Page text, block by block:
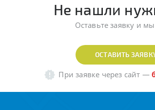
Не нашли
Оставьте заявку и
ОСТАВИТЬ
При заявке через сайт —